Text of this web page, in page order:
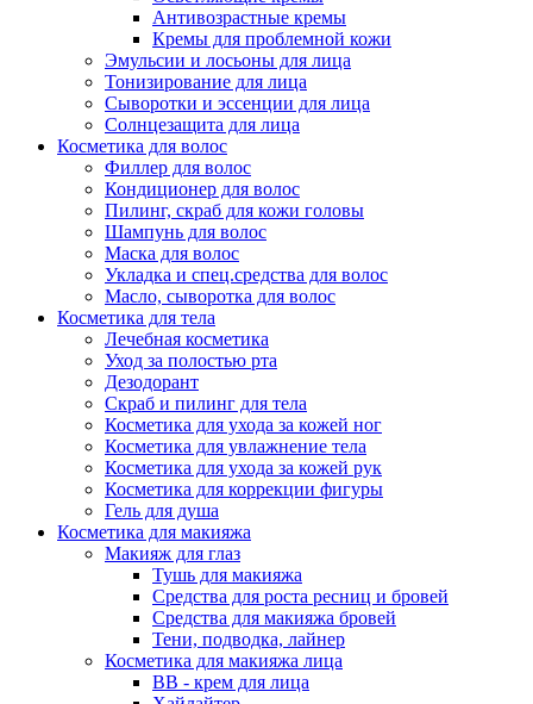
Антивозрастные кремы
Кремы для проблемной кожи
Эмульсии и лосьоны для лица
Тонизирование для лица
Сыворотки и эссенции для лица
Солнцезащита для лица
Косметика для волос
Филлер для волос
Кондиционер для волос
Пилинг, скраб для кожи головы
Шампунь для волос
Маска для волос
Укладка и спец.средства для волос
Масло, сыворотка для волос
Косметика для тела
Лечебная косметика
Уход за полостью рта
Дезодорант
Скраб и пилинг для тела
Косметика для ухода за кожей ног
Косметика для увлажнение тела
Косметика для ухода за кожей рук
Косметика для коррекции фигуры
Гель для душа
Косметика для макияжа
Макияж для глаз
Тушь для макияжа
Средства для роста ресниц и бровей
Средства для макияжа бровей
Тени, подводка, лайнер
Косметика для макияжа лица
ВВ - крем для лица